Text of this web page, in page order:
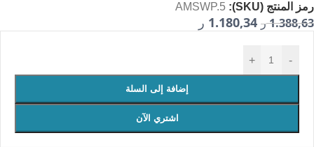
رمز المنتج (SKU): AMSWP.5
1.388,63 ر 1.180,34 ر
-
+
إضافة إلى السلة
اشتري الآن